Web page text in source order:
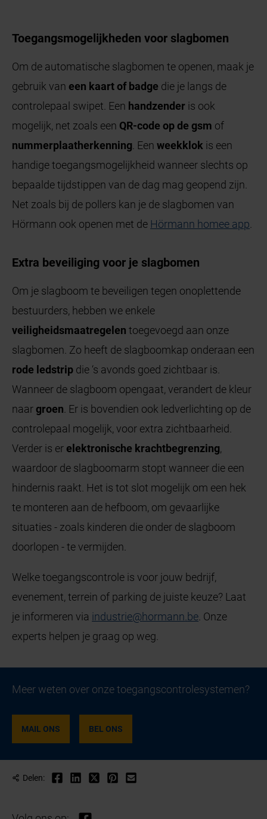
Toegangsmogelijkheden voor slagbomen
Om de automatische slagbomen te openen, maak je
gebruik van een kaart of badge die je langs de
controlepaal swipet. Een handzender is ook
mogelijk, net zoals een QR-code op de gsm of
nummerplaatherkenning. Eenweekklok is een
handige toegangsmogelijkheid wanneer slechts op
bepaalde tijdstippen van de dag mag geopend zijn.
Net zoals bij de pollers kan je de slagbomen van
Hörmann ook openen met de Hörmann homee app.
Extra beveiliging voor je slagbomen
Om je slagboom te beveiligen tegen onoplettende
bestuurders, hebben we enkele
veiligheidsmaatregelen toegevoegd aan onze
slagbomen. Zo heeft de slagboomkap onderaan een
rode ledstrip die ‘s avonds goed zichtbaar is.
Wanneer de slagboom opengaat, verandert de kleur
naargroen . Er is bovendien ook ledverlichting op de
controlepaal mogelijk, voor extra zichtbaarheid.
Verder is er elektronische krachtbegrenzing,
waardoor de slagboomarm stopt wanneer die een
hindernis raakt. Het is tot slot mogelijk om een hek
te monteren aan de hefboom, om gevaarlijke
situaties - zoals kinderen die onder de slagboom
doorlopen - te vermijden.
Welke toegangscontrole is voor jouw bedrijf,
evenement, terrein of parking de juiste keuze? Laat
je informeren via industrie@hormann be . Onze
experts helpen je graag op weg.
Meer weten over onze toegangscontrolesystemen?
MAIL ONS BEL ONS
Delen: